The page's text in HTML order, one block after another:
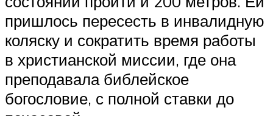
пришлось пересесть в инвалидную
коляску и сократить время работы
в христианской миссии, где она
преподавала библейское
богословие, с полной ставки до